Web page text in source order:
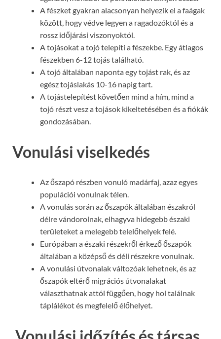
A fészket gyakran alacsonyan helyezik el a faágak
között, hogy védve legyen a ragadozóktól és a
rossz időjárási viszonyoktól.
A tojásokat a tojó telepíti a fészekbe. Egy átlagos
fészekben 6-12 tojás található.
A tojó általában naponta egy tojást rak, és az
egész tojáslakás 10-16 napig tart.
A tojástelepítést követően mind a hím, mind a
tojó részt vesz a tojások kikeltetésében és a fiókák
gondozásában.
Vonulási viselkedés
Az őszapó részben vonuló madárfaj, azaz egyes
populációi vonulnak télen.
A vonulás során az őszapók általában északról
délre vándorolnak, elhagyva hidegebb északi
területeket a melegebb telelőhelyek felé.
Európában a északi részekről érkező őszapók
általában a középső és déli részekre vonulnak.
A vonulási útvonalak változóak lehetnek, és az
őszapók eltérő migrációs útvonalakat
választhatnak attól függően, hogy hol találnak
táplálékot és megfelelő élőhelyet.